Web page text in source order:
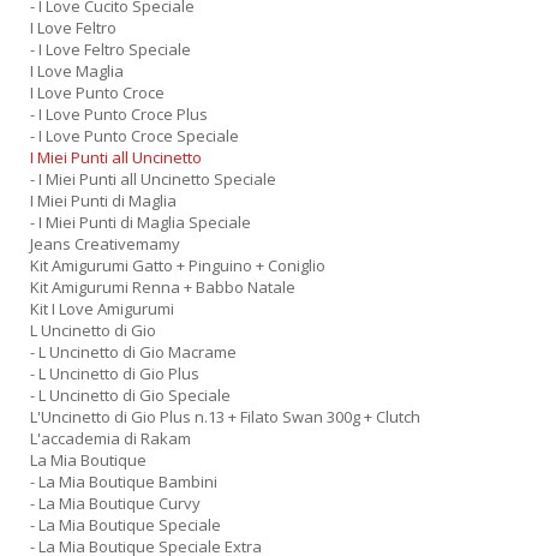
- I Love Cucito Speciale
I Love Feltro
- I Love Feltro Speciale
I Love Maglia
I Love Punto Croce
- I Love Punto Croce Plus
- I Love Punto Croce Speciale
I Miei Punti all Uncinetto
- I Miei Punti all Uncinetto Speciale
I Miei Punti di Maglia
- I Miei Punti di Maglia Speciale
Jeans Creativemamy
Kit Amigurumi Gatto + Pinguino + Coniglio
Kit Amigurumi Renna + Babbo Natale
Kit I Love Amigurumi
L Uncinetto di Gio
- L Uncinetto di Gio Macrame
- L Uncinetto di Gio Plus
- L Uncinetto di Gio Speciale
L'Uncinetto di Gio Plus n.13 + Filato Swan 300g + Clutch
L'accademia di Rakam
La Mia Boutique
- La Mia Boutique Bambini
- La Mia Boutique Curvy
- La Mia Boutique Speciale
- La Mia Boutique Speciale Extra